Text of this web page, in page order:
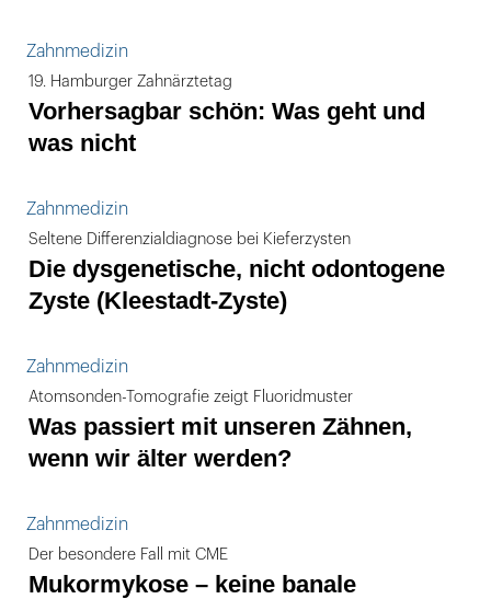
Zahnmedizin
19. Hamburger Zahnärztetag
Vorhersagbar schön: Was geht und
was nicht
Zahnmedizin
Seltene Differenzialdiagnose bei Kieferzysten
Die dysgenetische, nicht odontogene
Zyste (Kleestadt-Zyste)
Zahnmedizin
Atomsonden-Tomografie zeigt Fluoridmuster
Was passiert mit unseren Zähnen,
wenn wir älter werden?
Zahnmedizin
Der besondere Fall mit CME
Mukormykose – keine banale